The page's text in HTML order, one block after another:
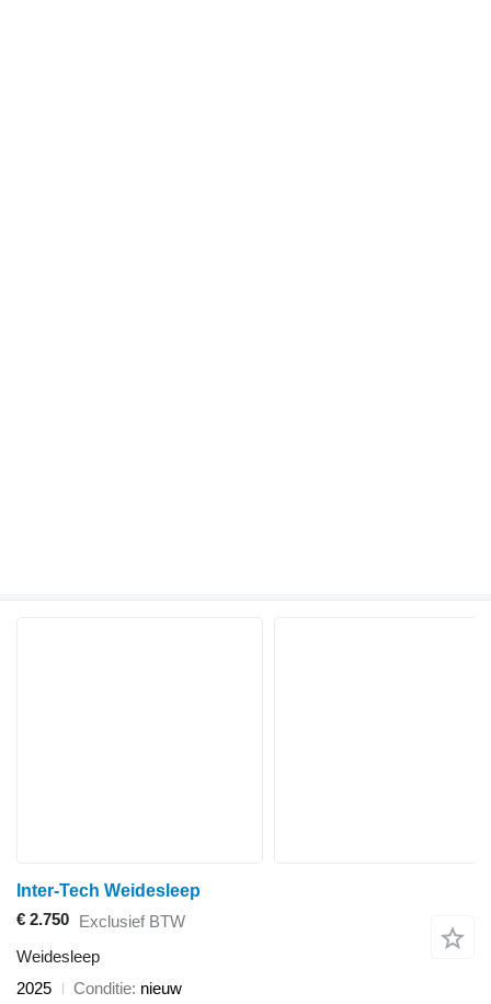
Inter-Tech Weidesleep
€ 2.750 Exclusief BTW
Weidesleep
2025
Conditie nieuw